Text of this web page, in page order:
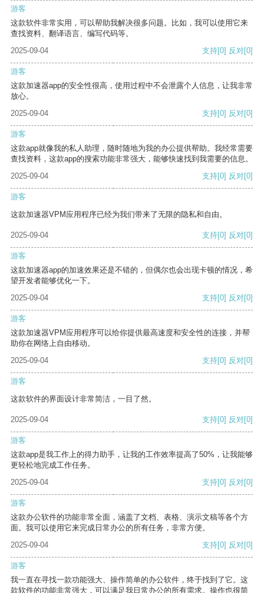
游客
这款软件非常实用，可以帮助我解决很多问题。比如，我可以使用它来
查找资料、翻译语言、编写代码等。
2025-09-04
支持[0] 反对[0]
游客
这款加速器app的安全性很高，使用过程中不会泄露个人信息，让我非常
放心。
2025-09-04
支持[0] 反对[0]
游客
这款app就像我的私人助理，随时随地为我的办公提供帮助。我经常需要
查找资料，这款app的搜索功能非常强大，能够快速找到我需要的信息。
2025-09-04
支持[0] 反对[0]
游客
这款加速器VPM应用程序已经为我们带来了无限的隐私和自由。
2025-09-04 支持[0] 反对[0]
游客
这款加速器app的加速效果还是不错的，但偶尔也会出现卡顿的情况，希
望开发者能够优化一下。
2025-09-04
支持[0] 反对[0]
游客
这款加速器VPM应用程序可以给你提供最高速度和安全性的连接，并帮
助你在网络上自由移动。
2025-09-04
支持[0] 反对[0]
游客
这款软件的界面设计非常简洁，一目了然。
2025-09-04 支持[0] 反对[0]
游客
这款app是我工作上的得力助手，让我的工作效率提高了50%，让我能够
更轻松地完成工作任务。
2025-09-04
支持[0] 反对[0]
游客
这款办公软件的功能非常全面，涵盖了文档、表格、演示文稿等各个方
面。我可以使用它来完成日常办公的所有任务，非常方便。
2025-09-04
支持[0] 反对[0]
游客
我一直在寻找一款功能强大、操作简单的办公软件，终于找到了它。这
款软件的功能非常强大，可以满足我日常办公的所有需求。操作也很简